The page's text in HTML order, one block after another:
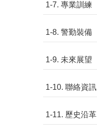
1-7. 專業訓練
1-8. 警勤裝備
1-9. 未來展望
1-10. 聯絡資訊
1-11. 歷史沿革